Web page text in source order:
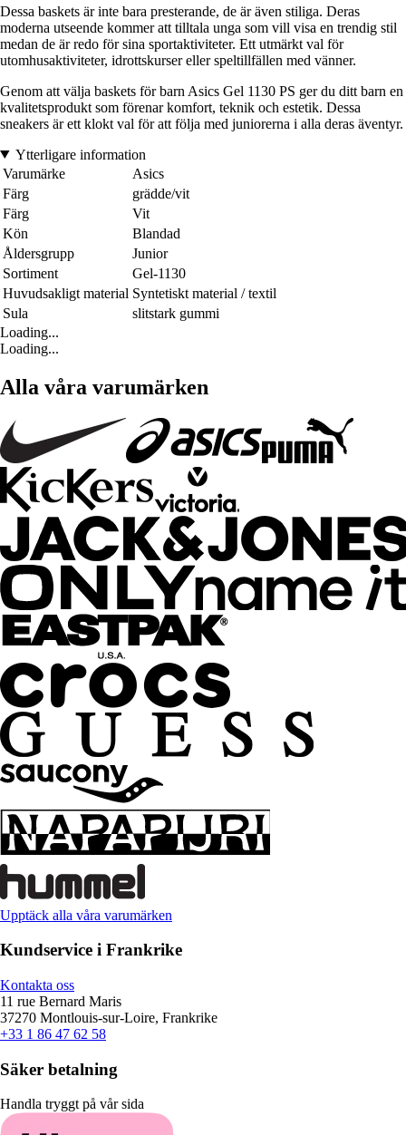
Dessa baskets är inte bara presterande, de är även stiliga. Deras
moderna utseende kommer att tilltala unga som vill visa en trendig stil
medan de är redo för sina sportaktiviteter. Ett utmärkt val för
utomhusaktiviteter, idrottskurser eller speltillfällen med vänner.
Genom att välja baskets för barn Asics Gel 1130 PS ger du ditt barn en
kvalitetsprodukt som förenar komfort, teknik och estetik. Dessa
sneakers är ett klokt val för att följa med juniorerna i alla deras äventyr.
Ytterligare information
Varumärke
Asics
Färg
grädde/vit
Färg
Vit
Kön
Blandad
Åldersgrupp
Junior
Sortiment
Gel-1130
Huvudsakligt material Syntetiskt material / textil
Sula
slitstark gummi
Loading...
Loading...
Alla våra varumärken
Upptäck alla våra varumärken
Kundservice i Frankrike
Kontakta oss
11 rue Bernard Maris
37270 Montlouis-sur-Loire, Frankrike
+33 1 86 47 62 58
Säker betalning
Handla tryggt på vår sida